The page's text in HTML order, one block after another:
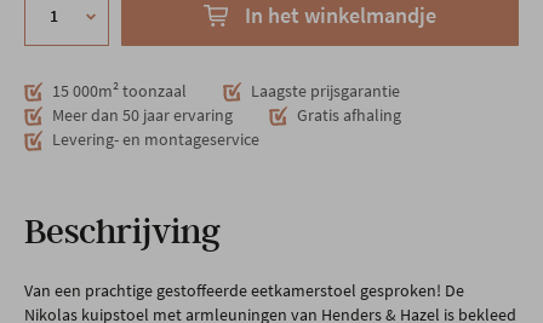
In het winkelmandje
15 000m² toonzaal
Laagste prijsgarantie
Meer dan 50 jaar ervaring
Gratis afhaling
Levering- en montageservice
Beschrijving
Van een prachtige gestoffeerde eetkamerstoel gesproken! De
Nikolas kuipstoel met armleuningen van Henders & Hazel is bekleed